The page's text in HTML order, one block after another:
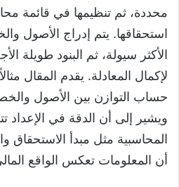
محددة، ثم تنظيمها في قائمة
استحقاقها. يتم إدراج الأصول
الأكثر سيولة، ثم البنود طويلة
لإكمال المعادلة. يقدم المقال
حساب التوازن بين الأصول
ويشير إلى أن الدقة في الإعداد
المحاسبية مثل مبدأ الاستحقاق
أن المعلومات تعكس الواقع